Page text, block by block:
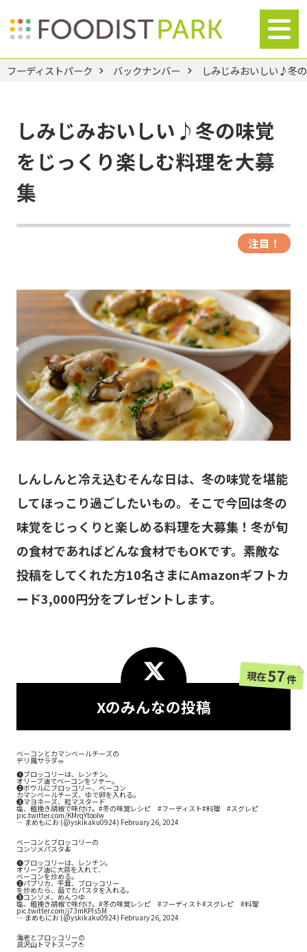
フーディストパーク バックナンバー しみじみおいしい♪冬
しみじみおいしい♪冬の味覚
をじっくり楽しむ料理を大募
集
注目！
しんしんと冷え込むそんな日は、冬の味覚を堪能
してほっこり過ごしたいもの。そこで今回は冬の
味覚をじっくりと楽しめる料理を大募集！冬が旬
の食材であればどんな食材でもOKです。素敵な
投稿をしてくれた方10名さまにAmazonギフトカ
ード3,000円分をプレゼントします。
Xのみんなの投稿
現在57件
ベーコンとカマンベールチーズの
デリ風サラダ🥗
❶ブロッコリーは、レンチン。
オリーブ油でベーコンをソテー。
❷ボウルにブロッコリー、ベーコン
カマンベールチーズ、ゆで卵を入れる。
❸マヨネーズ、粒マスタード
塩、粗挽き胡椒で味付け。 #冬の味覚レシピ #フーディスト#料理 #スグレピ
pic.twitter.com/KMrqYtooIw
— まめもにお (@yskikaku0924) February 26, 2024
ベーコンとブロッコリーの
コンソメパスタ🍝
❶ブロッコリーは、レンチン。
オリーブ油に大蒜を入れて、
ベーコンを炒める。
❷パプリカ、平茸、ブロッコリー
を炒めたら、茹でたパスタを入れる。
❸コンソメ、めんつゆ
塩、粗挽き胡椒で味付け。 #冬の味覚レシピ #フーディスト#スグレピ #料理
pic.twitter.com/j73mKPIs5M
— まめもにお (@yskikaku0924) February 26, 2024
海老とブロッコリーの
具沢山トマトスープ🍅